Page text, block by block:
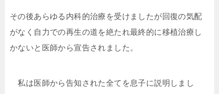
その後あらゆる内科的治療を受けましたが回復の気配
がなく自力での再生の道を絶たれ最終的に移植治療し
かないと医師から宣告されました。
私は医師から告知された全てを息子に説明しまし